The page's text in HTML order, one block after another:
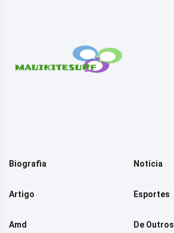
Biografia Notícia
Artigo Esportes
Amd De Outros